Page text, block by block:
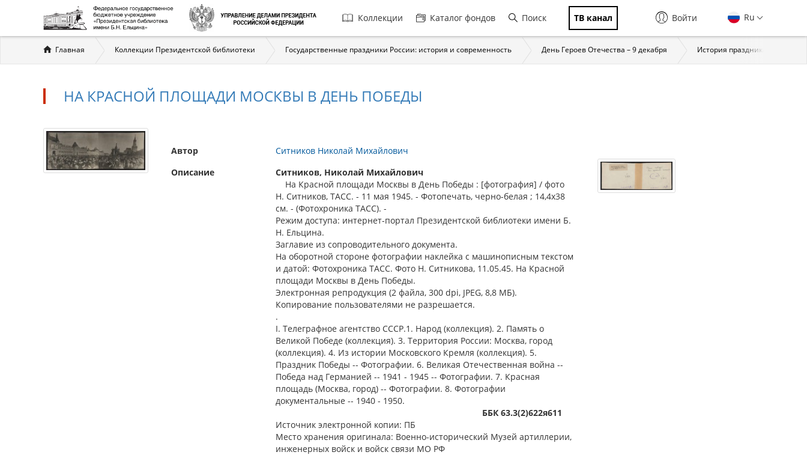
Главная
навигация
Коллекции Каталог фондов Поиск ТВ канал Ru
Войти
Вы
здесь
Главная Коллекции Президентской библиотеки Государственные праздники России: история и современность День Героев Отечества – 9 декабря История праздника
НА КРАСНОЙ ПЛОЩАДИ МОСКВЫ В ДЕНЬ ПОБЕДЫ
Автор
Ситников Николай Михайлович
Описание
Ситников, Николай Михайлович
На Красной площади Москвы в День Победы : [фотография] / фото
Н. Ситников, ТАСС. - 11 мая 1945. - Фотопечать, черно-белая ; 14,4х38
см. - (Фотохроника ТАСС). -
Режим доступа: интернет-портал Президентской библиотеки имени Б.
Н. Ельцина.
Заглавие из сопроводительного документа.
На оборотной стороне фотографии наклейка с машинописным текстом
и датой: Фотохроника ТАСС. Фото Н. Ситникова, 11.05.45. На Красной
площади Москвы в День Победы.
Электронная репродукция (2 файла, 300 dpi, JPEG, 8,8 МБ).
Копирование пользователями не разрешается.
.
I. Телеграфное агентство СССР.1. Народ (коллекция). 2. Память о
Великой Победе (коллекция). 3. Территория России: Москва, город
(коллекция). 4. Из истории Московского Кремля (коллекция). 5.
Праздник Победы -- Фотографии. 6. Великая Отечественная война --
Победа над Германией -- 1941 - 1945 -- Фотографии. 7. Красная
площадь (Москва, город) -- Фотографии. 8. Фотографии
документальные -- 1940 - 1950.
ББК 63.3(2)622я611
Источник электронной копии: ПБ
Место хранения оригинала: Военно-исторический Музей артиллерии,
инженерных войск и войск связи МО РФ